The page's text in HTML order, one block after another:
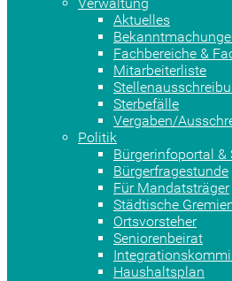
Aktuelles
Fachbereiche &
Mitarbeiterliste
Sterbefälle
Vergaben/
Politik
Bürgerinfoportal
Bürgerfragestunde
Für Mandatsträger
Städtische
Ortsvorsteher
Seniorenbeirat
Haushaltsplan